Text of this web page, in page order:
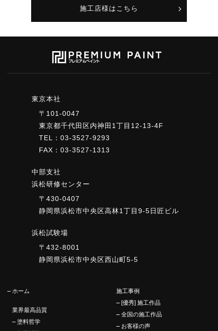
施工店様はこちら
東京本社
〒101-0047
東京都千代田区内神田1丁目12-13-4F
TEL：03-3527-9293
FAX：03-3527-1313
中部支社
浜松研修センター
〒430-0407
静岡県浜松市中央区高林1丁目9-5日匠ビル
浜松試験場
〒432-8001
静岡県浜松市中央区西山町5-5
ホーム
業界最高品質
塗料哲学
施工事例
[優秀] 施工作品
全国の施工作品
お客様の声